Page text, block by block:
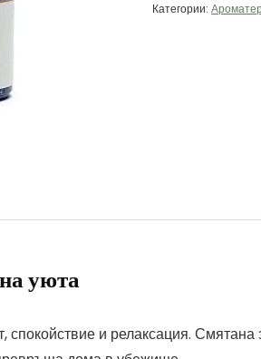
Категории:
уюта
и релаксация.